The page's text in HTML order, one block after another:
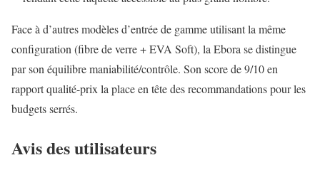
Face à d’autres modèles d’entrée de gamme utilisant la même
configuration (fibre de verre + EVA Soft), la Ebora se distingue
par son équilibre maniabilité/contrôle. Son score de 9/10 en
rapport qualité-prix la place en tête des recommandations pour les
budgets serrés.
Avis des utilisateurs